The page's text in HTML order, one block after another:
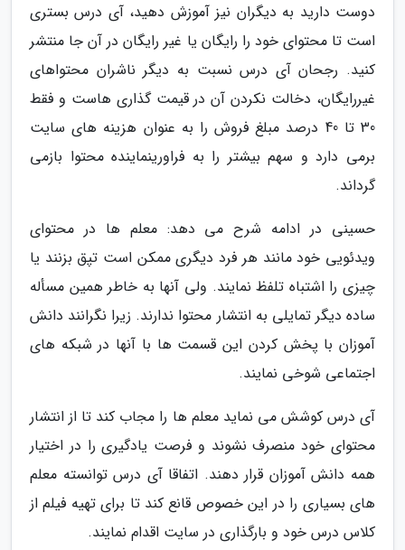
دوست دارید به دیگران نیز آموزش دهید، آی درس بستری
است تا محتوای خود را رایگان یا غیر رایگان در آن جا منتشر
کنید. رجحان آی درس نسبت به دیگر ناشران محتواهای
غیررایگان، دخالت نکردن آن در قیمت گذاری هاست و فقط
30 تا 40 درصد مبلغ فروش را به عنوان هزینه های سایت
برمی دارد و سهم بیشتر را به فراورینماینده محتوا بازمی
گرداند.
حسینی در ادامه شرح می دهد: معلم ها در محتوای
ویدئویی خود مانند هر فرد دیگری ممکن است تپق بزنند یا
چیزی را اشتباه تلفظ نمایند. ولی آنها به خاطر همین مسأله
ساده دیگر تمایلی به انتشار محتوا ندارند. زیرا نگرانند دانش
آموزان با پخش کردن این قسمت ها با آنها در شبکه های
اجتماعی شوخی نمایند.
آی درس کوشش می نماید معلم ها را مجاب کند تا از انتشار
محتوای خود منصرف نشوند و فرصت یادگیری را در اختیار
همه دانش آموزان قرار دهند. اتفاقا آی درس توانسته معلم
های بسیاری را در این خصوص قانع کند تا برای تهیه فیلم از
کلاس درس خود و بارگذاری در سایت اقدام نمایند.